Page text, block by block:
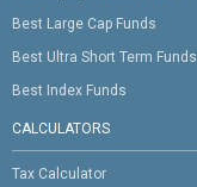
Best Large Cap Funds
Best Ultra Short Term Funds
Best Index Funds
CALCULATORS
Tax Calculator